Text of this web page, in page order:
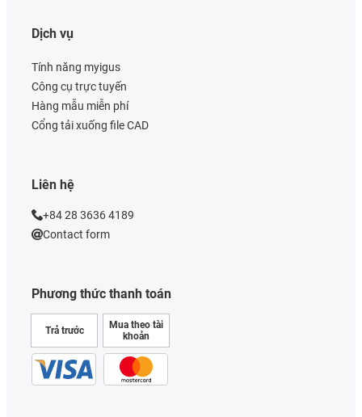
Phương thức thanh toán
Trả trước
Mua theo tài
khoản
Dịch vụ
Tính năng myigus
Công cụ trực tuyến
Hàng mẫu miễn phí
Cổng tải xuống file CAD
Liên hệ
+84 28 3636 4189
Contact form